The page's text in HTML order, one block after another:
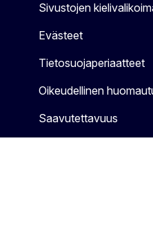
Sivustojen
Evästeet
Tietosuojaperiaatteet
Oikeudellinen
Saavutettavuus